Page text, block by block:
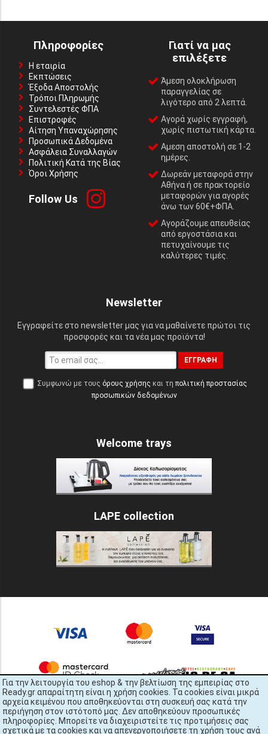
Για την λειτουργία του eshop & την βελτίωση της εμπειρίας στο
Ready.gr απαραίτητη είναι η χρήση cookies. Τα cookies είναι μικρά
αρχεία κειμένου που αποθηκεύονται στη συσκευή σας κατά την
περιήγηση στον ιστότοπό μας. Δεν αποθηκεύουν προσωπικές
πληροφορίες. Μπορείτε να διαχειριστείτε τις προτιμήσεις σας
σχετικά με τα cookies και να απενεργοποιήσετε τη χρήση τους ανά
Πληροφορίες
Η εταιρία
Εκπτώσεις
Έξοδα Αποστολής
Τρόποι Πληρωμής
Συντελεστές ΦΠΑ
Επιστροφές
Αίτηση Υπαναχώρησης
Προσωπικά Δεδομένα
Ασφάλεια Συναλλαγών
Πολιτική Κατά της Βίας
Όροι Χρήσης
Follow Us
Γιατί να μας
επιλέξετε
Άμεση ολοκλήρωση
παραγγελίας σε
λιγότερο από 2 λεπτά.
Αγορά χωρίς εγγραφή,
χωρίς πιστωτική κάρτα.
Αμεση αποστολή σε 1-2
ημέρες.
Δωρεάν μεταφορά στην
Αθήνα ή σε πρακτορείο
μεταφορών για αγορές
άνω των 60€+ΦΠΑ.
Αγοράζουμε απευθείας
από εργοστάσια και
πετυχαίνουμε τις
καλύτερες τιμές.
Newsletter
Εγγραφείτε στο newsletter μας για να μαθαίνετε πρώτοι τις
προσφορές και τα νέα μας προϊόντα!
ΕΓΓΡΑΦΉ
Συμφωνώ με τους όρους χρήσης και τη πολιτική προστασίας
προσωπικών δεδομένων
Welcome trays
LAPE collection